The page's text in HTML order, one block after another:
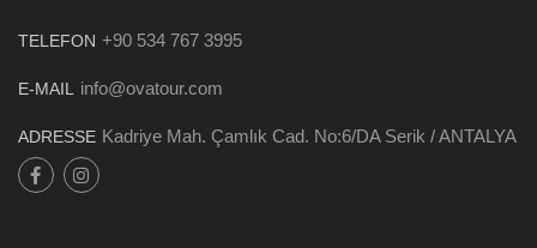
TELEFON +90 534 767 3995
E-MAIL info@ovatour.com
ADRESSE Kadriye Mah. Çamlık Cad. No:6/DA Serik / ANTALYA